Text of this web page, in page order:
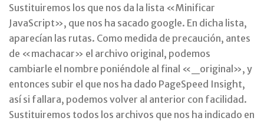
Sustituiremos los que nos da la lista «Minificar
JavaScript», que nos ha sacado google. En dicha lista,
aparecían las rutas. Como medida de precaución, antes
de «machacar» el archivo original, podemos
cambiarle el nombre poniéndole al final «_original», y
entonces subir el que nos ha dado PageSpeed Insight,
así si fallara, podemos volver al anterior con facilidad.
Sustituiremos todos los archivos que nos ha indicado en